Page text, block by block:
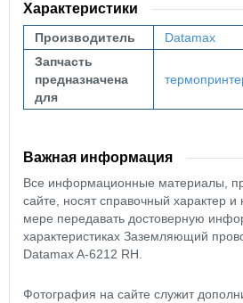
Характеристики
Производитель
Datamax
Запчасть
предназначена
для
Важная информация
Все информационные материалы,
сайте, носят справочный характер и
мере передавать достоверную
характеристиках Заземляющий
Datamax A-6212 RH.
Фотография на сайте служит